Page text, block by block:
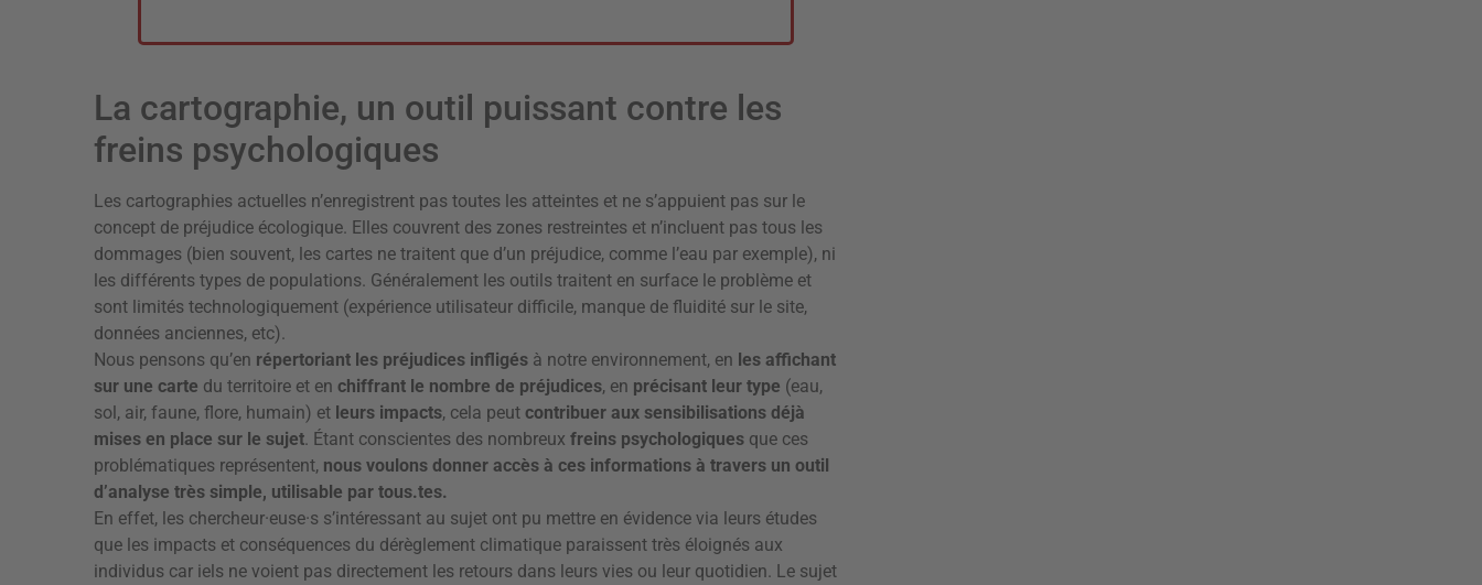
La cartographie, un outil puissant contre les
freins psychologiques
Les cartographies actuelles n’enregistrent pas toutes les atteintes et ne s’appuient pas sur le
concept de préjudice écologique. Elles couvrent des zones restreintes et n’incluent pas tous les
dommages (bien souvent, les cartes ne traitent que d’un préjudice, comme l’eau par exemple), ni
les différents types de populations. Généralement les outils traitent en surface le problème et
sont limités technologiquement (expérience utilisateur difficile, manque de fluidité sur le site,
données anciennes, etc).
Nous pensons qu’en répertoriant les préjudices infligés à notre environnement, en les affichant
sur une carte du territoire et en chiffrant le nombre de préjudices, en précisant leur type (eau,
sol, air, faune, flore, humain) et leurs impacts, cela peut contribuer aux sensibilisations déjà
mises en place sur le sujet. Étant conscientes des nombreux freins psychologiques que ces
problématiques représentent, nous voulons donner accès à ces informations à travers un outil
d’analyse très simple, utilisable par tous.tes.
En effet, les chercheur·euse·s s’intéressant au sujet ont pu mettre en évidence via leurs études
que les impacts et conséquences du dérèglement climatique paraissent très éloignés aux
individus car iels ne voient pas directement les retours dans leurs vies ou leur quotidien. Le sujet